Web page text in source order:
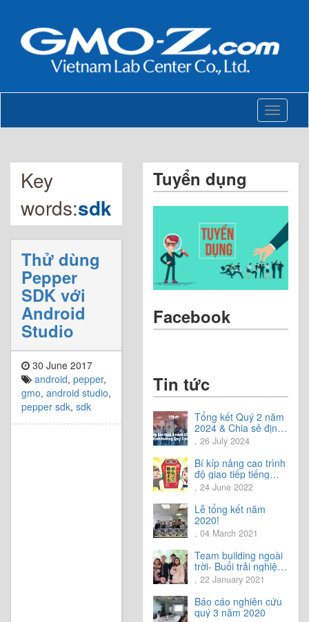
Toggle
Key
words:sdk
Thử dùng
Pepper
SDK với
Android
Studio
30 June 2017
android, pepper,
gmo, android studio,
pepper sdk, sdk
Tuyển dụng
Facebook
Tin tức
Tổng kết Quý 2 năm
2024 & Chia sẻ định
hướng Quý 3 năm
2024
, 26 July 2024
Bí kíp nâng cao trình
độ giao tiếp tiếng
Nhật.
, 24 June 2022
Lễ tổng kết năm
2020!
, 04 March 2021
Team building ngoài
trời- Buổi trải nghiệm
tuyệt vời.
, 22 January 2021
Báo cáo nghiên cứu
quý 3 năm 2020